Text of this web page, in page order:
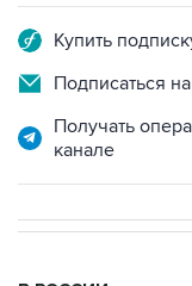
Купить
Подписаться
Получать
канале